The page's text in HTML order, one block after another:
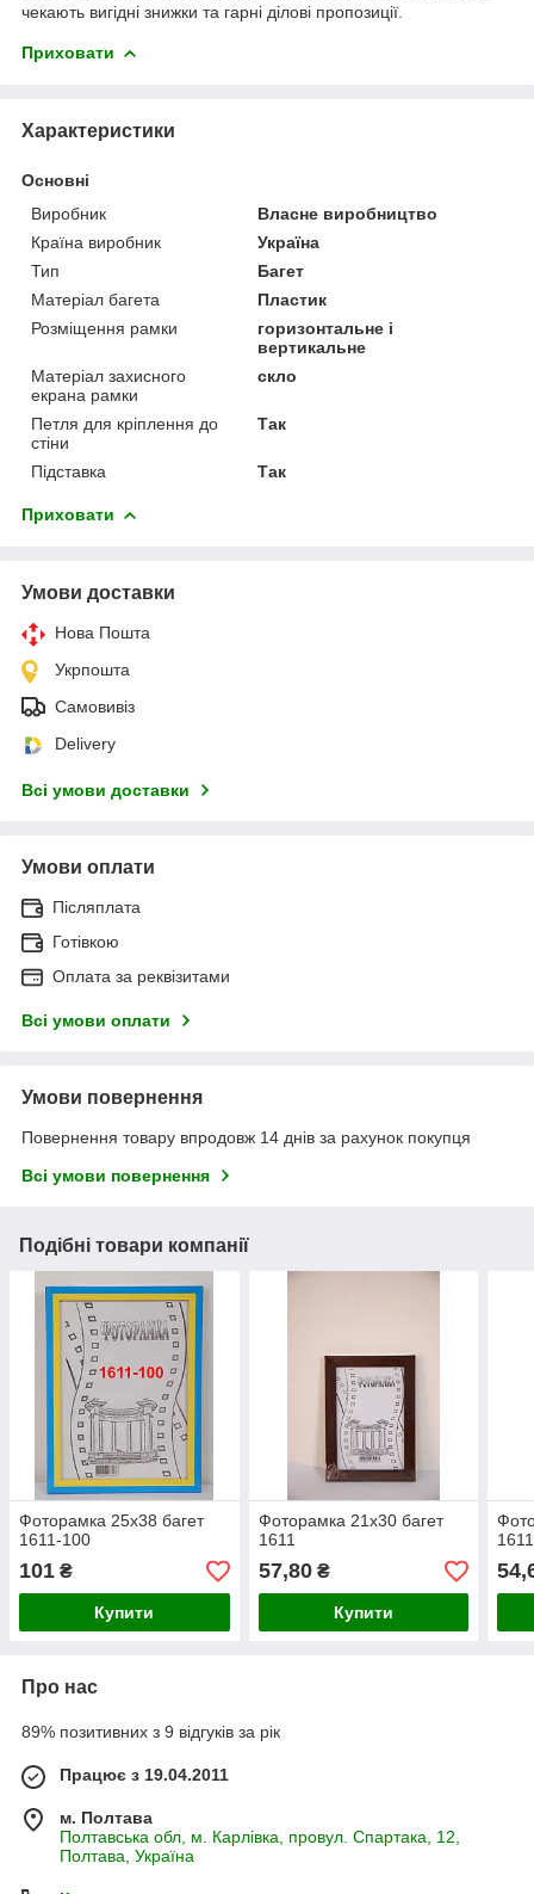
чекають вигідні знижки та гарні ділові пропозиції.
Приховати
Характеристики
Основні
Виробник
Власне виробництво
Країна виробник
Україна
Тип
Багет
Матеріал багета
Пластик
Розміщення рамки
горизонтальне і
вертикальне
Матеріал захисного
екрана рамки
скло
Петля для кріплення до
стіни
Так
Підставка Так
Приховати
Умови доставки
Нова Пошта
Укрпошта
Самовивіз
Delivery
Всі умови доставки
Умови оплати
Післяплата
Готівкою
Оплата за реквізитами
Всі умови оплати
Умови повернення
Повернення товару впродовж 14 днів за рахунок покупця
Всі умови повернення
Подібні товари компанії
Фоторамка 25х38 багет
1611-100
101 ₴
Купити
Фоторамка 21х30 багет
1611
57,80₴
Купити
Про нас
89% позитивних з 9 відгуків за рік
Працює з 19.04.2011
м. Полтава
Полтавська обл, м. Карлівка, провул. Спартака, 12,
Полтава, Україна